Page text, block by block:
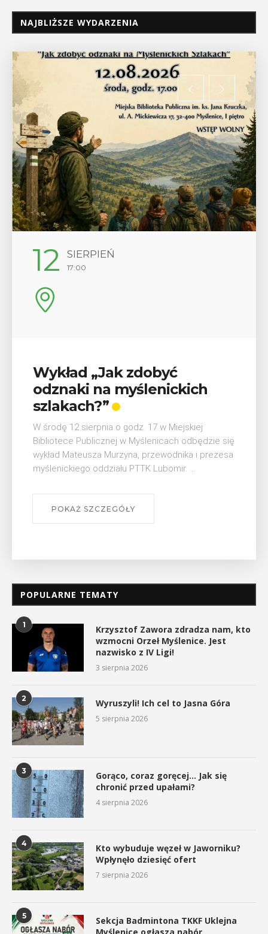
NAJBLIŻSZE WYDARZENIA
12 SIERPIEŃ
17:00
Wykład „Jak zdobyć
odznaki na myślenickich
szlakach?”
W środę 12 sierpnia o godz. 17 w Miejskiej
Bibliotece Publicznej w Myślenicach odbędzie się
wykład Mateusza Murzyna, przewodnika i prezesa
myślenickiego oddziału PTTK Lubomir. ...
POKAŻ SZCZEGÓŁY
POPULARNE TEMATY
1
Krzysztof Zawora zdradza nam, kto
wzmocni Orzeł Myślenice. Jest
nazwisko z IV Ligi!
3 sierpnia 2026
2 Wyruszyli! Ich cel to Jasna Góra
5 sierpnia 2026
3
Gorąco, coraz goręcej… Jak się
chronić przed upałami?
4 sierpnia 2026
4
Kto wybuduje węzeł w Jaworniku?
Wpłynęło dziesięć ofert
7 sierpnia 2026
5
Sekcja Badmintona TKKF Uklejna